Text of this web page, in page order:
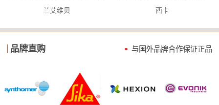
兰艾维贝
西卡
品牌直购 与国外品牌合作保证正品